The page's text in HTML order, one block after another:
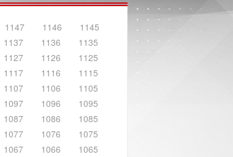
1147 1146
1145
1137 1136
1135
1127 1126
1125
1117 1116
1115
1107 1106
1105
1097 1096
1095
1087 1086
1085
1077 1076
1075
1067 1066
1065